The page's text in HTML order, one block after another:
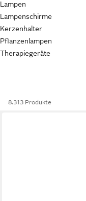
Lampen
Lampenschirme
Kerzenhalter
Pflanzenlampen
Therapiegeräte
8.313 Produkte